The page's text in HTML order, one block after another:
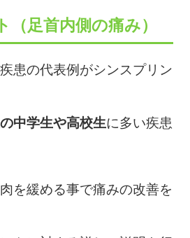
（足首内側の痛み）
患の代表例がシンスプリン
中学生や高校生に多い疾患
を緩める事で痛みの改善を